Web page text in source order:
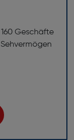
Geschäfte